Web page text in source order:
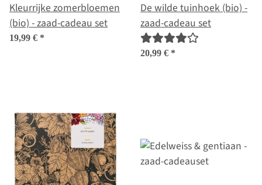
Kleurrijke zomerbloemen
(bio) - zaad-cadeau set
19,99 € *
De wilde tuinhoek (bio) -
zaad-cadeau set
20,99 € *